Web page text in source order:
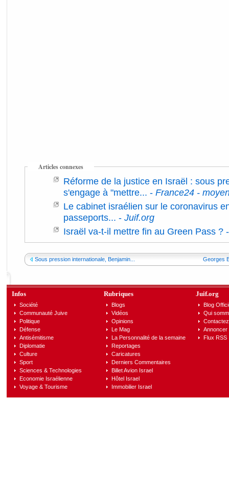
Articles connexes
Réforme de la justice en Israël : sous
s'engage à "mettre... - France24 -
Le cabinet israélien sur le coronavirus
passeports... - Juif.org
Israël va-t-il mettre fin au Green Pass ?
Sous pression internationale, Benjamin... Georges
Infos
Société
Communauté Juive
Politique
Défense
Antisémitisme
Diplomatie
Culture
Sport
Sciences & Technologies
Economie Israélienne
Voyage & Tourisme
Rubriques
Blogs
Vidéos
Opinions
Le Mag
La Personnalité de la semaine
Reportages
Caricatures
Derniers Commentaires
Billet Avion Israel
Hôtel Israel
Immobilier Israel
Juif.org
Blog
Qui
Annoncer
Flux RSS